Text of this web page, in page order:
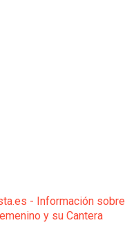
- Información sobre
y su Cantera